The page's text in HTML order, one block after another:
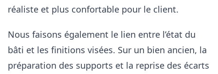
réaliste et plus confortable pour le client.
Nous faisons également le lien entre l’état du
bâti et les finitions visées. Sur un bien ancien, la
préparation des supports et la reprise des écarts